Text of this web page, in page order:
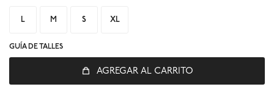
L M S XL
GUÍA DE TALLES
AGREGAR AL CARRITO